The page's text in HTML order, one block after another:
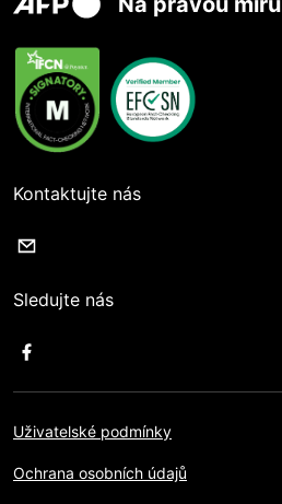
Kontaktujte nás
Sledujte nás
Uživatelské podmínky
Ochrana osobních údajů